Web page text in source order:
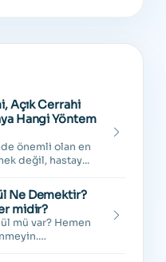
Açık Cerrahi
Hangi Yöntem
önemli olan en
değil, hastay...
Ne Demektir?
midir?
mü var? Hemen